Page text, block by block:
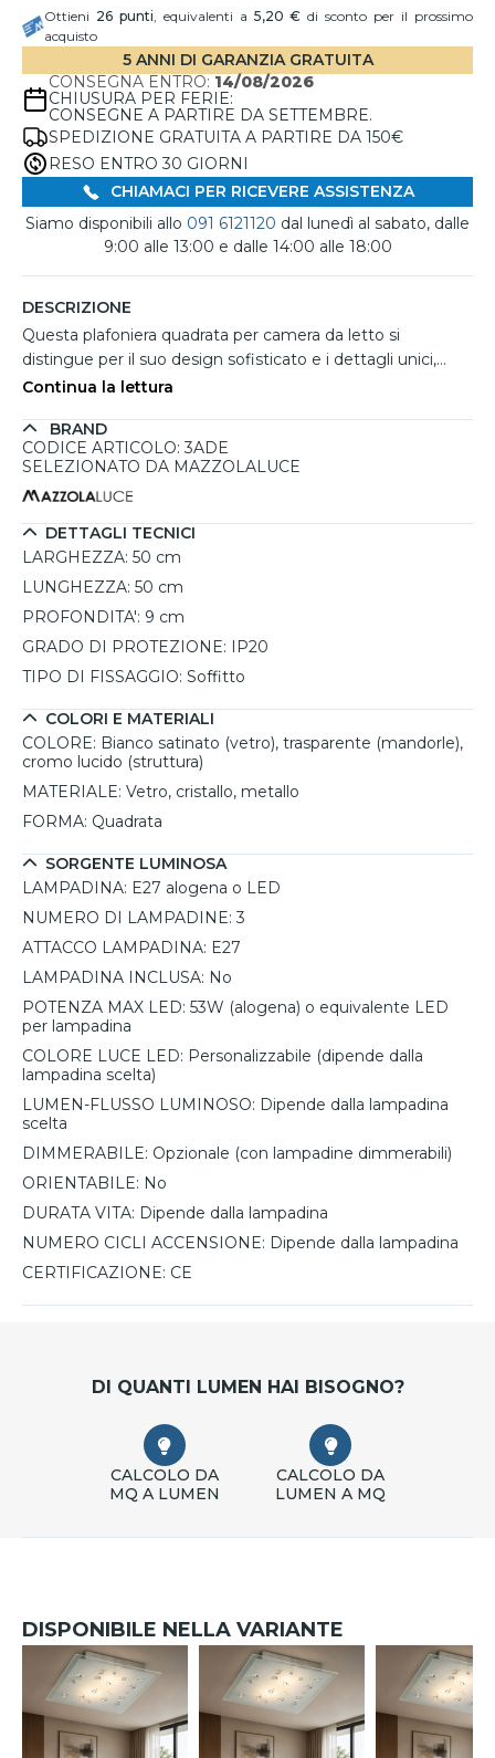
Ottieni 26punti, equivalenti a 5,20 € di sconto per il prossimo
acquisto
5 ANNI DI GARANZIA GRATUITA
CONSEGNA ENTRO: 14/08/2026
CHIUSURA PER FERIE:
CONSEGNE A PARTIRE DA SETTEMBRE.
SPEDIZIONE GRATUITA A PARTIRE DA 150€
RESO ENTRO 30 GIORNI
CHIAMACI PER RICEVERE ASSISTENZA
Siamo disponibili allo 091 6121120 dal lunedì al sabato, dalle
9:00 alle 13:00 e dalle 14:00 alle 18:00
DESCRIZIONE
Questa plafoniera quadrata per camera da letto si
distingue per il suo design sofisticato e i dettagli unici,
perfetta per arredare ambienti moderni o classici con stile.
con mandorle in cristallo trasparente sfaccettato,
aggiunge un tocco di eleganza e crea raffinati giochi di
rispetto alle plafoniere tradizionali. La struttura interna è in
metallo bianco robusto, mentre l’esterno è rifinito in
cromo lucido traforato, combinando durata e estetica
moderna. Compatibile con tre lampadine E27, questa
generazione per soddisfare le esigenze di illuminazione,
garantendo massima personalizzazione. La manutenzione
è semplice e pratica, grazie al sistema di rimozione del
coniuga funzionalità e stile.
Continua la lettura
BRAND
CODICE ARTICOLO: 3ADE
SELEZIONATO DA MAZZOLALUCE
DETTAGLI TECNICI
LARGHEZZA: 50 cm
LUNGHEZZA: 50 cm
PROFONDITA': 9 cm
GRADO DI PROTEZIONE: IP20
TIPO DI FISSAGGIO: Soffitto
COLORI E MATERIALI
COLORE: Bianco satinato (vetro), trasparente (mandorle),
cromo lucido (struttura)
MATERIALE: Vetro, cristallo, metallo
FORMA: Quadrata
SORGENTE LUMINOSA
LAMPADINA: E27 alogena o LED
NUMERO DI LAMPADINE: 3
ATTACCO LAMPADINA: E27
LAMPADINA INCLUSA: No
POTENZA MAX LED: 53W (alogena) o equivalente LED
per lampadina
COLORE LUCE LED: Personalizzabile (dipende dalla
lampadina scelta)
LUMEN-FLUSSO LUMINOSO: Dipende dalla lampadina
scelta
DIMMERABILE: Opzionale (con lampadine dimmerabili)
ORIENTABILE: No
DURATA VITA: Dipende dalla lampadina
NUMERO CICLI ACCENSIONE: Dipende dalla lampadina
CERTIFICAZIONE: CE
DI QUANTI LUMEN HAI BISOGNO?
CALCOLO DA
MQ A LUMEN
CALCOLO DA
LUMEN A MQ
DISPONIBILE NELLA VARIANTE